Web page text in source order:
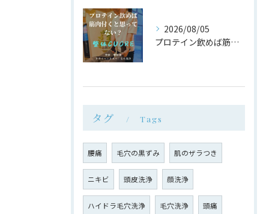
2026/08/05
プロテイン飲めば筋肉付く は大間違い
タグ Tags
腰痛 毛穴の黒ずみ 肌のザラつき
ニキビ 頭皮洗浄 顔洗浄
ハイドラ毛穴洗浄 毛穴洗浄 頭痛